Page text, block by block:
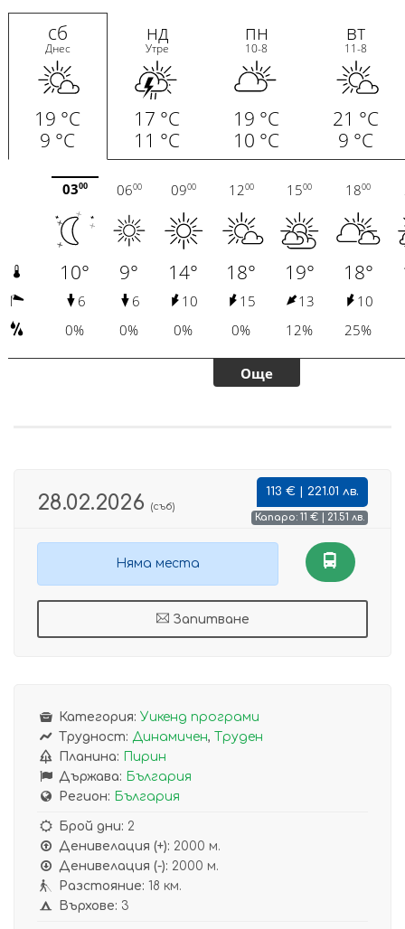
28.02.2026 (съб)
113 € | 221.01 лв.
Капаро: 11 € | 21.51 лв.
Няма места
Запитване
Категория: Уикенд програми
Трудност: Динамичен, Труден
Планина: Пирин
Държава: България
Регион: България
Брой дни: 2
Денивелация (+): 2000 м.
Денивелация (-): 2000 м.
Разстояние: 18 км.
Върхове: 3